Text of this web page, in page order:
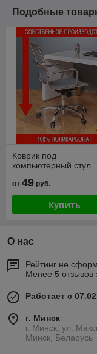
Подобные
Коврик под
компьютерный стул
от 49 руб.
Купить
О нас
Рейтинг не
Менее 5 отзывов
Работает с
г. Минск
г. Минск, ул.
Минск, Беларусь